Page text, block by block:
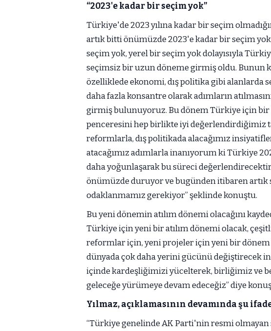
“2023'e kadar bir seçim yok”
Türkiye'de 2023 yılına kadar bir seçim
artık bitti önümüzde 2023'e kadar bir seçim
seçim yok, yerel bir seçim yok dolayısıyla
seçimsiz bir uzun döneme girmiş oldu. Bunun
özelliklede ekonomi, dış politika gibi alanlarda
daha fazla konsantre olarak adımların
girmiş bulunuyoruz. Bu dönem Türkiye için bir
penceresini hep birlikte iyi değerlendirdiğimiz
reformlarla, dış politikada alacağımız
atacağımız adımlarla inanıyorum ki Türkiye
daha yoğunlaşarak bu süreci
önümüzde duruyor ve bugünden itibaren artık
odaklanmamız gerekiyor” şeklinde konuştu.
Bu yeni dönemin atılım dönemi olacağını
Türkiye için yeni bir atılım dönemi olacak,
reformlar için, yeni projeler için yeni bir dönem
dünyada çok daha yerini gücünü değiştirecek
içinde kardeşliğimizi yücelterek, birliğimiz ve
geleceğe yürümeye devam edeceğiz” diye
Yılmaz, açıklamasının devamında şu
“Türkiye genelinde AK Parti'nin resmi olmayan